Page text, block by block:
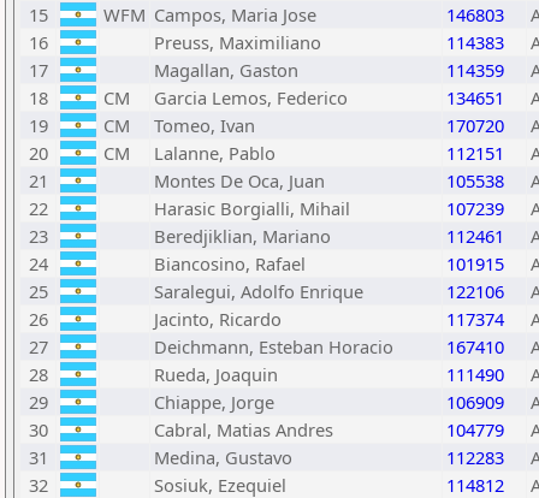
15
WFM Campos, Maria Jose 146803
16
Preuss, Maximiliano 114383
17
Magallan, Gaston 114359
18
CM Garcia Lemos, Federico 134651
19
CM Tomeo, Ivan 170720
20
CM Lalanne, Pablo 112151
21
Montes De Oca, Juan 105538
22
Harasic Borgialli, Mihail 107239
23
Beredjiklian, Mariano 112461
24
Biancosino, Rafael 101915
25
Saralegui, Adolfo Enrique 122106
26
Jacinto, Ricardo 117374
27
Deichmann, Esteban Horacio 167410
28
Rueda, Joaquin 111490
29
Chiappe, Jorge 106909
30
Cabral, Matias Andres 104779
31
Medina, Gustavo 112283
32
Sosiuk, Ezequiel 114812